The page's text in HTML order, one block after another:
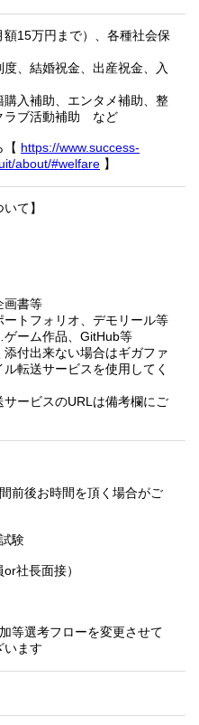
額15万円まで）、各種社会保
、結婚祝金、出産祝金、入
購入補助、エンタメ補助、整
ラブ活動補助 など
【 https://www.success-
about/#welfare 】
て】
画書等
トフォリオ、デモリール等
ーム作品、GitHub等
付出来ない場合はギガファ
転送サービスを使用してく
ービスのURLは備考欄にご
前後お時間を頂く場合がご
験
社長面接）
等選考フローを変更させて
います